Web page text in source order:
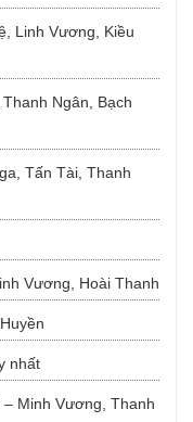
Linh Vương, Kiều
Ngân, Bạch
Tấn Tài, Thanh
Vương, Hoài Thanh
nhất
Minh Vương, Thanh